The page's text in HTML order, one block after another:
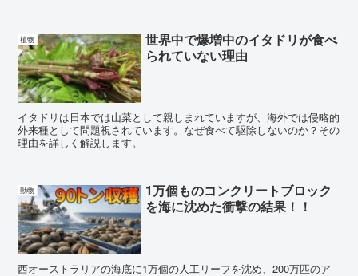
植物
世界中で爆増中のイタドリが食べ
られていない理由
イタドリは日本では山菜として親しまれていますが、海外では侵略的
外来種として問題視されています。なぜ食べて駆除しないのか？その
理由を詳しく解説します。
動物
1万個ものコンクリートブロック
を海に沈めた衝撃の結果！！
西オーストラリアの海底に1万個の人工リーフを沈め、200万匹のア